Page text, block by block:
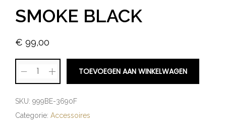
SMOKE BLACK
€ 99,00
TOEVOEGEN AAN WINKELWAGEN
SKU: 999BE-3690F
Categorie: Accessoires